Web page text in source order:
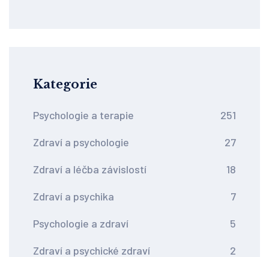
Kategorie
Psychologie a terapie 251
Zdraví a psychologie 27
Zdraví a léčba závislostí 18
Zdraví a psychika 7
Psychologie a zdraví 5
Zdraví a psychické zdraví 2